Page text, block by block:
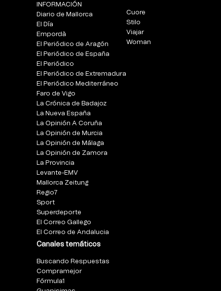
INFORMACIÓN
Diario de Mallorca
El Día
Empordà
El Periódico de Aragón
El Periódico de España
El Periódico
El Periódico de Extremadura
El Periódico Mediterráneo
Faro de Vigo
La Crónica de Badajoz
La Nueva España
La Opinión A Coruña
La Opinión de Murcia
La Opinión de Málaga
La Opinión de Zamora
La Provincia
Levante-EMV
Mallorca Zeitung
Regio7
Sport
Superdeporte
El Correo Gallego
El Correo de Andalucia
Canales temáticos
Buscando Respuestas
Compramejor
Fórmula1
Cuore
Stilo
Viajar
Woman